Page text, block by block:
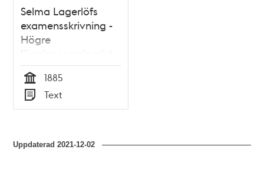
Selma Lagerlöfs
examensskrivning -
Högre
lärarinneseminariet
VT 1885
Tid
1885
Typ
Text
Uppdaterad2021-12-02